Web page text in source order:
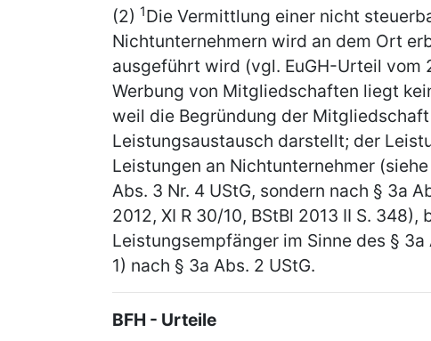
(2) 1Die Vermittlung einer nicht
Nichtunternehmern wird an dem Ort
ausgeführt wird (vgl. EuGH-Urteil vom
Werbung von Mitgliedschaften liegt
weil die Begründung der
Leistungsaustausch darstellt; der
Leistungen an Nichtunternehmer
Abs. 3 Nr. 4 UStG, sondern nach § 3a
2012, XI R 30/10, BStBl 2013 II S. 348),
Leistungsempfänger im Sinne des §
1) nach § 3a Abs. 2 UStG.
BFH - Urteile